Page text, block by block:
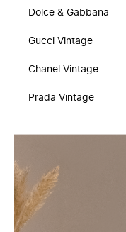
Dolce & Gabbana
Gucci Vintage
Chanel Vintage
Prada Vintage